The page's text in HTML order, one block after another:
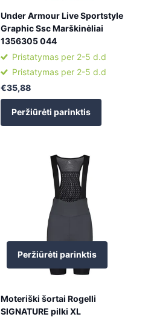
Under Armour Live Sportstyle
Graphic Ssc Marškinėliai
1356305 044
Pristatymas per 2-5 d.d
Pristatymas per 2-5 d.d
€35,88
Peržiūrėti parinktis
Peržiūrėti parinktis
Moteriški šortai Rogelli
SIGNATURE pilki XL